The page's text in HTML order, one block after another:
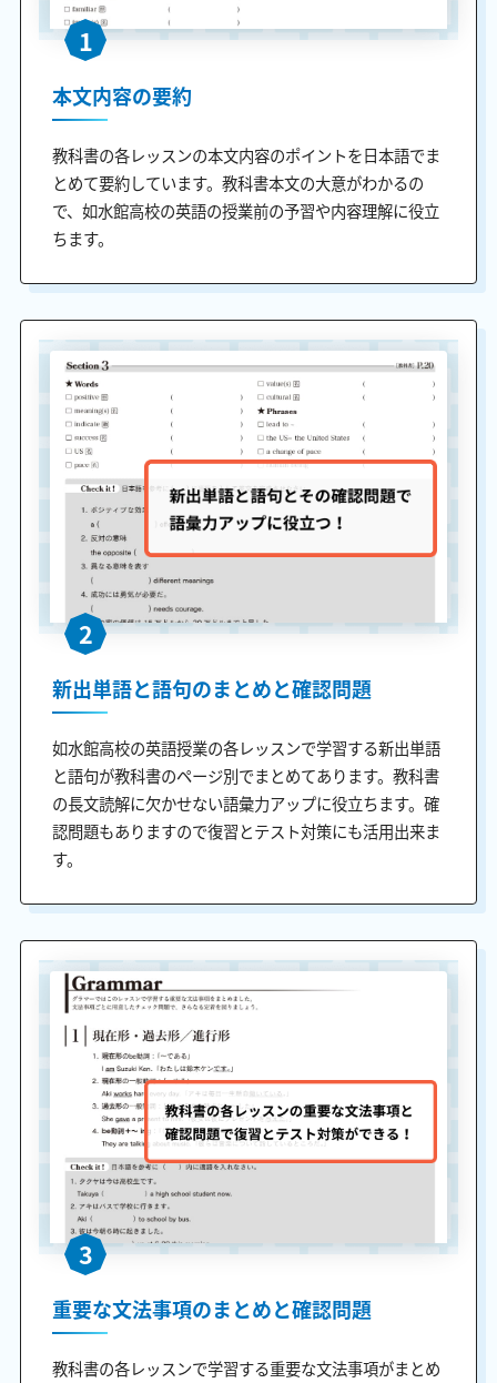
1
本文内容の要約
教科書の各レッスンの本文内容のポイントを日本語でま
とめて要約しています。教科書本文の大意がわかるの
で、如水館高校の英語の授業前の予習や内容理解に役立
ちます。
2
新出単語と語句のまとめと確認問題
如水館高校の英語授業の各レッスンで学習する新出単語
と語句が教科書のページ別でまとめてあります。教科書
の長文読解に欠かせない語彙力アップに役立ちます。確
認問題もありますので復習とテスト対策にも活用出来ま
す。
3
重要な文法事項のまとめと確認問題
教科書の各レッスンで学習する重要な文法事項がまとめ